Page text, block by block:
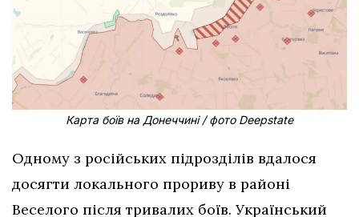
Карта боїв на Донеччині / фото Deepstate
Одному з російських підрозділів вдалося
досягти локального прориву в районі
Веселого після тривалих боїв. Український